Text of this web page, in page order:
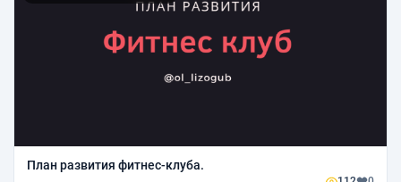
План развития фитнес-клуба.